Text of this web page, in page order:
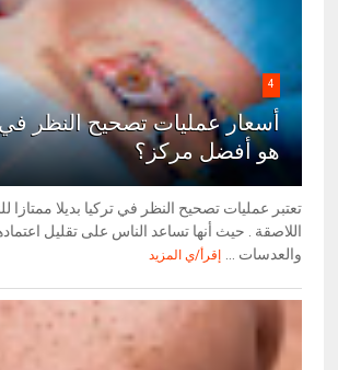
4
أسعار عمليات تصحيح النظر في
هو أفضل مركز؟
تعتبر عمليات تصحيح النظر في تركيا بديلا ممتازا
اللاصقة . حيث أنها تساعد الناس على تقليل
والعدسات ...
إقرأ/ي المزيد